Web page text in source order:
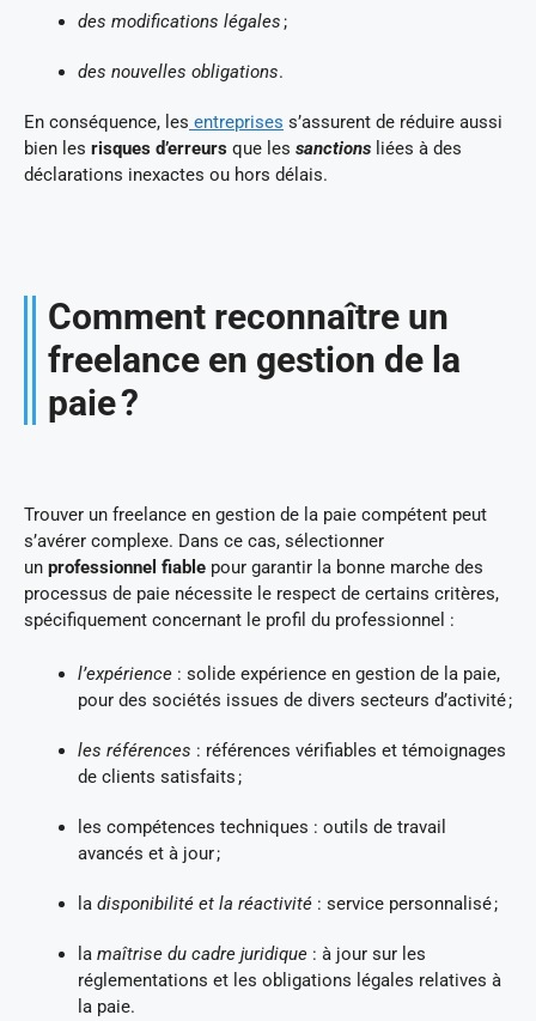
des modifications légales ;
des nouvelles obligations.
En conséquence, les entreprises s’assurent de réduire aussi
bien les risques d’erreurs que les sanctions liées à des
déclarations inexactes ou hors délais.
Comment reconnaître un
freelance en gestion de la
paie ?
Trouver un freelance en gestion de la paie compétent peut
s’avérer complexe. Dans ce cas, sélectionner
un professionnel fiable pour garantir la bonne marche des
processus de paie nécessite le respect de certains critères,
spécifiquement concernant le profil du professionnel :
l’expérience : solide expérience en gestion de la paie,
pour des sociétés issues de divers secteurs d’activité ;
les références : références vérifiables et témoignages
de clients satisfaits ;
les compétences techniques : outils de travail
avancés et à jour ;
la disponibilité et la réactivité : service personnalisé ;
la maîtrise du cadre juridique : à jour sur les
réglementations et les obligations légales relatives à
la paie.